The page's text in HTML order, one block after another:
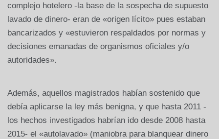
complejo hotelero -la base de la sospecha de supuesto
lavado de dinero- eran de «origen lícito» pues estaban
bancarizados y «estuvieron respaldados por normas y
decisiones emanadas de organismos oficiales y/o
autoridades».
Además, aquellos magistrados habían sostenido que
debía aplicarse la ley más benigna, y que hasta 2011 -
los hechos investigados habrían ido desde 2008 hasta
2015- el «autolavado» (maniobra para blanquear dinero